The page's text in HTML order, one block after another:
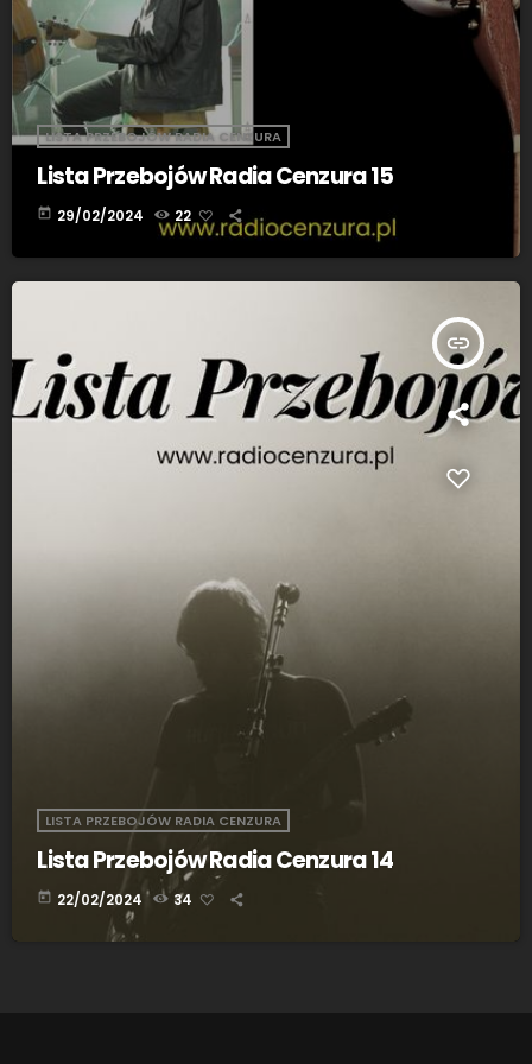
LISTA PRZEBOJÓW RADIA CENZURA
Lista Przebojów Radia Cenzura 15
today 29/02/2024 22
insert_link
LISTA PRZEBOJÓW RADIA CENZURA
Lista Przebojów Radia Cenzura 14
today 22/02/2024 34